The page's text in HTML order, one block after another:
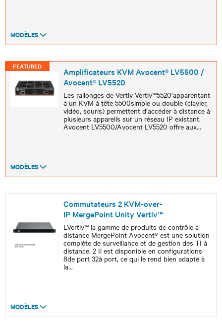
MODÈLES
FEATURED
Amplificateurs KVM Avocent® LV5500 /
Avocent® LV5520
Les rallonges de Vertiv Vertiv™5520’apparentant
à un KVM à tête 5500simple ou double (clavier,
vidéo, souris) permettent d’accéder à distance à
plusieurs appareils sur un réseau IP existant.
Avocent LV5500/Avocent LV5520 offre aux...
MODÈLES
Commutateurs 2 KVM-over-
IP MergePoint Unity Vertiv™
LVertiv™ la gamme de produits de contrôle à
distance MergePoint Avocent® est une solution
complète de surveillance et de gestion des TI à
distance. 2 Il est disponible en configurations
8de port 32à port, ce qui le rend bien adapté à
la...
MODÈLES